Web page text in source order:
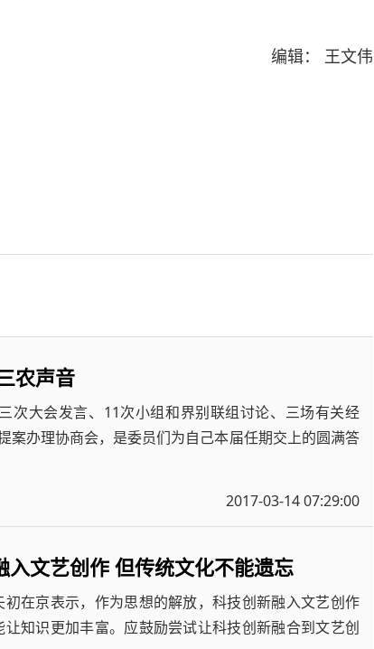
编辑： 王文伟
农声音
次大会发言、11次小组和界别联组讨论、三场有关经
案办理协商会，是委员们为自己本届任期交上的圆满答
2017-03-14 07:29:00
文艺创作 但传统文化不能遗忘
在京表示，作为思想的解放，科技创新融入文艺创作
知识更加丰富。应鼓励尝试让科技创新融合到文艺创